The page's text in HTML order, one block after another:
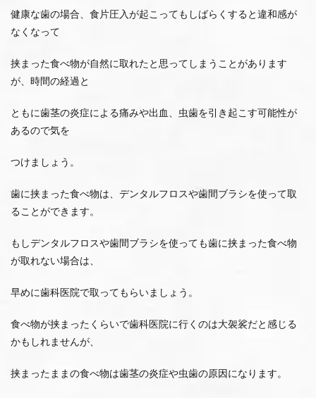
健康な歯の場合、食片圧入が起こってもしばらくすると違和感が
なくなって
挟まった食べ物が自然に取れたと思ってしまうことがあります
が、 時間の経過と
ともに歯茎の炎症による痛みや出血、虫歯を引き起こす可能性が
あるので気を
つけましょう。
歯に挟まった食べ物は、デンタルフロスや歯間ブラシを使って取
ることができます。
もしデンタルフロスや歯間ブラシを使っても歯に挟まった食べ物
が取れない場合は、
早めに歯科医院で取ってもらいましょう。
食べ物が挟まったくらいで歯科医院に行くのは大袈裟だと感じる
かもしれませんが、
挟まったままの食べ物は歯茎の炎症や虫歯の原因になります。